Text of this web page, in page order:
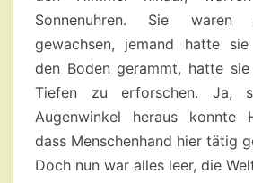
Sonnenuhren. Sie waren
gewachsen, jemand hatte
den Boden gerammt, hatte
Tiefen zu erforschen. Ja,
Augenwinkel heraus konnte
dass Menschenhand hier tätig
Doch nun war alles leer, die